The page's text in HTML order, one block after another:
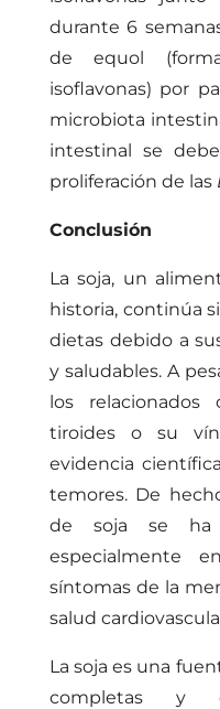
durante 6
de equol
isoflavonas) por
microbiota
intestinal se
proliferación de las
Conclusión
La soja, un
historia, continúa
dietas debido a
y saludables. A
los
tiroides o su
evidencia
temores. De
de soja se ha
especialmente
síntomas de la
salud
La soja es una
completas y